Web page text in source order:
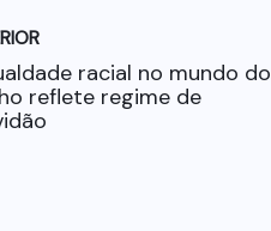
racial no mundo do
reflete regime de